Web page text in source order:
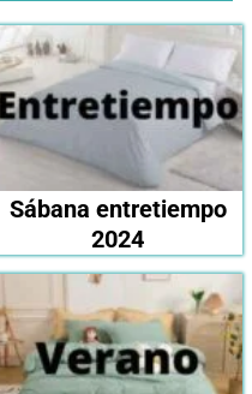
Sábana entretiempo
2024